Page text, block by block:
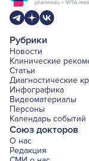
Рубрики
Новости
Клинические
Статьи
Диагностические
Инфографика
Видеоматериалы
Персоны
Календарь событий
Союз докторов
О нас
Редакция